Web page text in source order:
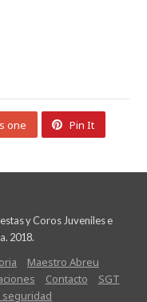
one Pin It
y Coros Juveniles e
2018.
Maestro Abreu
Contacto
SGT
seguridad